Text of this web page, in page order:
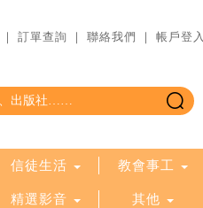
｜ 訂單查詢 ｜ 聯絡我們 ｜ 帳戶登入
信徒生活 教會事工
精選影音 其他